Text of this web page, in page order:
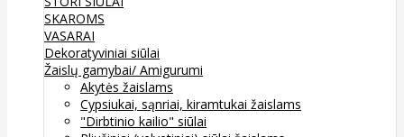
SKAROMS
VASARAI
Dekoratyviniai siūlai
Žaislų gamybai/ Amigurumi
Akytės žaislams
Cypsiukai, sąnriai, kiramtukai žaislams
"Dirbtinio kailio" siūlai